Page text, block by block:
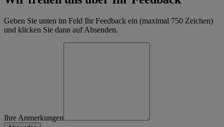
Geben Sie unten im Feld Ihr Feedback ein (maximal 750 Zeichen)
und klicken Sie dann auf Absenden.
Ihre Anmerkungen